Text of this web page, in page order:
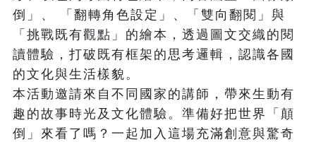
倒」、 「翻轉角色設定」、「雙向翻閱」與
「挑戰既有觀點」的繪本，透過圖文交織的閱
讀體驗，打破既有框架的思考邏輯，認識各國
的文化與生活樣貌。
本活動邀請來自不同國家的講師，帶來生動有
趣的故事時光及文化體驗。準備好把世界「顛
倒」來看了嗎？一起加入這場充滿創意與驚奇